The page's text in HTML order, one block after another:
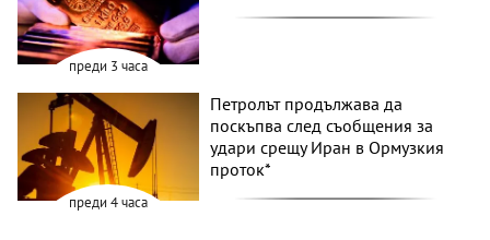
преди 3 часа
преди 4 часа
Петролът продължава да
поскъпва след съобщения за
удари срещу Иран в Ормузкия
проток*